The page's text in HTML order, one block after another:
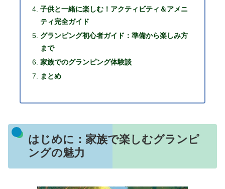
子供と一緒に楽しむ！アクティビティ＆アメニ
ティ完全ガイド
グランピング初心者ガイド：準備から楽しみ方
まで
家族でのグランピング体験談
まとめ
はじめに：家族で楽しむグランピ
ングの魅力